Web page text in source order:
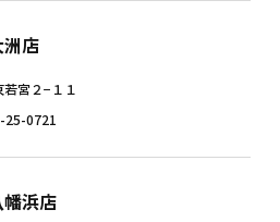
店
宮２−１１
25-0721
幡浜店